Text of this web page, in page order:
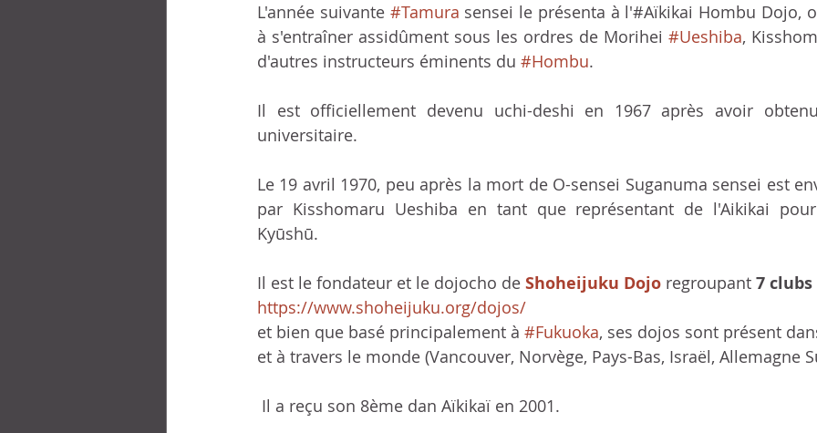
L'année suivante #Tamura sensei le présenta à l'#Aïkikai Hombu Dojo,
à s'entraîner assidûment sous les ordres de Morihei #Ueshiba,
d'autres instructeurs éminents du #Hombu.
Il est officiellement devenu uchi-deshi en 1967 après avoir
universitaire.
Le 19 avril 1970, peu après la mort de O-sensei Suganuma sensei est
par Kisshomaru Ueshiba en tant que représentant de l'Aikikai
Kyūshū.
Il est le fondateur et le dojocho de Shoheijuku Dojo regroupant 7
https://www.shoheijuku.org/dojos/
et bien que basé principalement à #Fukuoka, ses dojos sont présent
et à travers le monde (Vancouver, Norvège, Pays-Bas, Israël, Allemagne
Il a reçu son 8ème dan Aïkikaï en 2001.